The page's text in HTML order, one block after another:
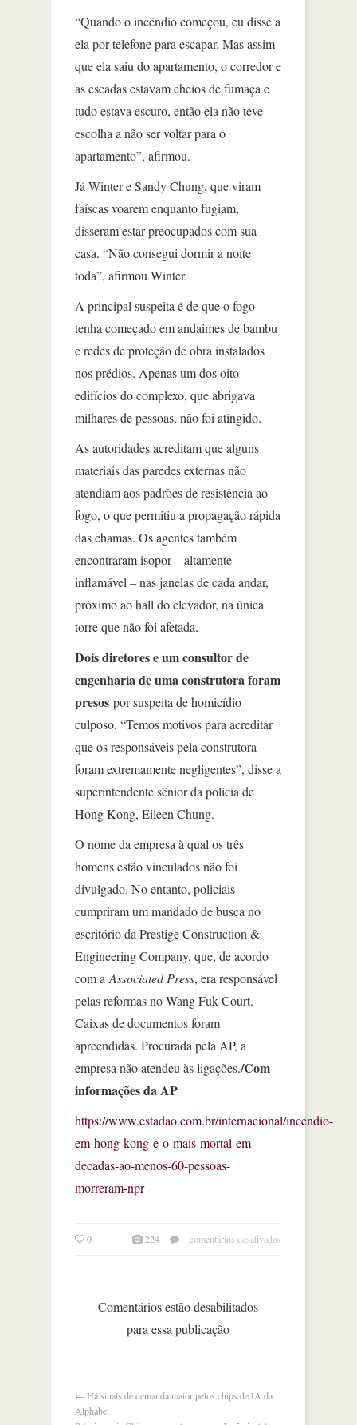
“Quando o incêndio começou, eu disse a
ela por telefone para escapar. Mas assim
que ela saiu do apartamento, o corredor e
as escadas estavam cheios de fumaça e
tudo estava escuro, então ela não teve
escolha a não ser voltar para o
apartamento”, afirmou.
Já Winter e Sandy Chung, que viram
faíscas voarem enquanto fugiam,
disseram estar preocupados com sua
casa. “Não consegui dormir a noite
toda”, afirmou Winter.
A principal suspeita é de que o fogo
tenha começado em andaimes de bambu
e redes de proteção de obra instalados
nos prédios. Apenas um dos oito
edifícios do complexo, que abrigava
milhares de pessoas, não foi atingido.
As autoridades acreditam que alguns
materiais das paredes externas não
atendiam aos padrões de resistência ao
fogo, o que permitiu a propagação rápida
das chamas. Os agentes também
encontraram isopor – altamente
inflamável – nas janelas de cada andar,
próximo ao hall do elevador, na única
torre que não foi afetada.
Dois diretores e um consultor de
engenharia de uma construtora foram
presos por suspeita de homicídio
culposo. “Temos motivos para acreditar
que os responsáveis pela construtora
foram extremamente negligentes”, disse a
superintendente sênior da polícia de
Hong Kong, Eileen Chung.
O nome da empresa à qual os três
homens estão vinculados não foi
divulgado. No entanto, policiais
cumpriram um mandado de busca no
escritório da Prestige Construction &
Engineering Company, que, de acordo
com a Associated Press, era responsável
pelas reformas no Wang Fuk Court.
Caixas de documentos foram
apreendidas. Procurada pela AP, a
empresa não atendeu às ligações./Com
informações da AP
https://www.estadao.com.br/internacional/incendio-
em-hong-kong-e-o-mais-mortal-em-
decadas-ao-menos-60-pessoas-
morreram-npr
0 224 comentários desativados
Comentários estão desabilitados
para essa publicação
← Há sinais de demanda maior pelos chips de IA da
Alphabet